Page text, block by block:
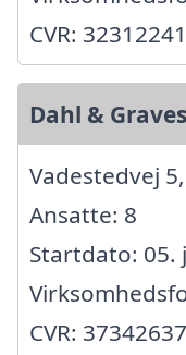
CVR: 32312241
Dahl &
Vadestedvej
Ansatte: 8
Startdato: 05.
CVR: 37342637